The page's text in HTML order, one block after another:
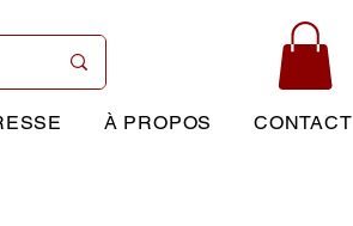
À PROPOS CONTACT